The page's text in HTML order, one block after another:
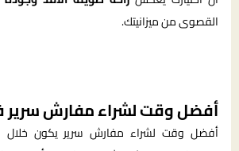
القصوى من ميزانيتك.
أفضل وقت لشراء مفارش
أفضل وقت لشراء مفارش سرير يكون خلال